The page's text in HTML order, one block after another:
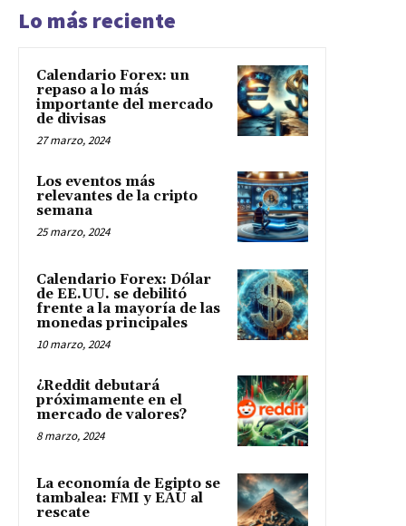
Lo más reciente
Calendario Forex: un
repaso a lo más
importante del mercado
de divisas
27 marzo, 2024
Los eventos más
relevantes de la cripto
semana
25 marzo, 2024
Calendario Forex: Dólar
de EE.UU. se debilitó
frente a la mayoría de las
monedas principales
10 marzo, 2024
¿Reddit debutará
próximamente en el
mercado de valores?
8 marzo, 2024
La economía de Egipto se
tambalea: FMI y EAU al
rescate